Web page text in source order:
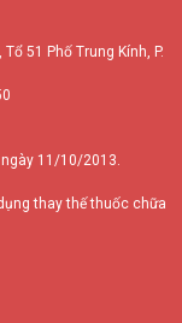
51 Phố Trung Kính, P.
ngày 11/10/2013.
thay thế thuốc chữa